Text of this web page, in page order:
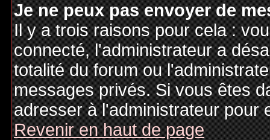
Je ne peux pas envoyer de
Il y a trois raisons pour cela :
connecté, l'administrateur a
totalité du forum ou
messages privés. Si vous êtes
adresser à l'administrateur pour
Revenir en haut de page